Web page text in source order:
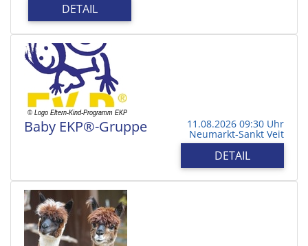
DETAIL
Baby EKP®-Gruppe 11.08.2026 09:30 Uhr
Neumarkt-Sankt Veit
DETAIL